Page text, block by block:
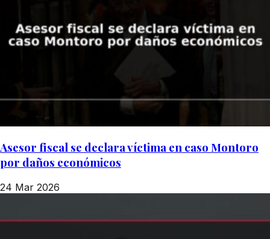
Asesor fiscal se declara víctima en caso Montoro
por daños económicos
24 Mar 2026